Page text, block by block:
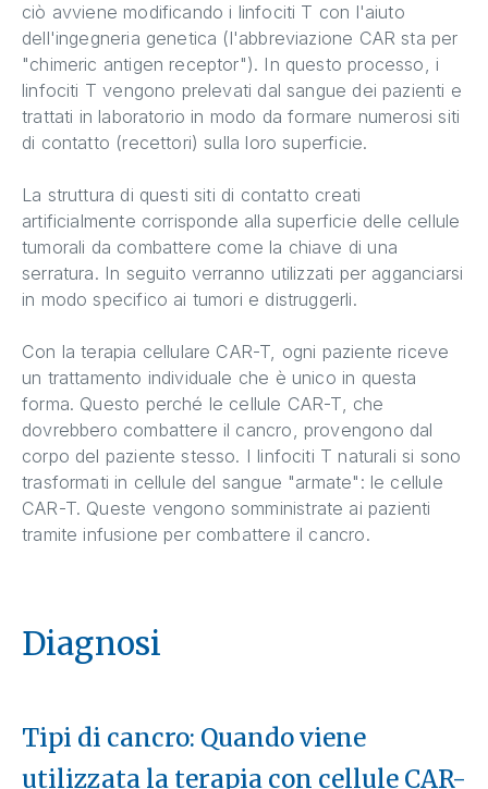
ciò avviene modificando i linfociti T con l'aiuto
dell'ingegneria genetica (l'abbreviazione CAR sta per
"chimeric antigen receptor"). In questo processo, i
linfociti T vengono prelevati dal sangue dei pazienti e
trattati in laboratorio in modo da formare numerosi siti
di contatto (recettori) sulla loro superficie.
La struttura di questi siti di contatto creati
artificialmente corrisponde alla superficie delle cellule
tumorali da combattere come la chiave di una
serratura. In seguito verranno utilizzati per agganciarsi
in modo specifico ai tumori e distruggerli.
Con la terapia cellulare CAR-T, ogni paziente riceve
un trattamento individuale che è unico in questa
forma. Questo perché le cellule CAR-T, che
dovrebbero combattere il cancro, provengono dal
corpo del paziente stesso. I linfociti T naturali si sono
trasformati in cellule del sangue "armate": le cellule
CAR-T. Queste vengono somministrate ai pazienti
tramite infusione per combattere il cancro.
Diagnosi
Tipi di cancro: Quando viene
utilizzata la terapia con cellule CAR-